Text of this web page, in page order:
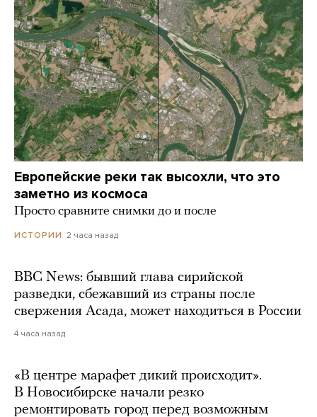
Европейские реки так высохли, что это
заметно из космоса
Просто сравните снимки до и после
ИСТОРИИ 2 часа назад
BBC News: бывший глава сирийской
разведки, сбежавший из страны после
свержения Асада, может находиться в России
4 часа назад
«В центре марафет дикий происходит».
В Новосибирске начали резко
ремонтировать город перед возможным